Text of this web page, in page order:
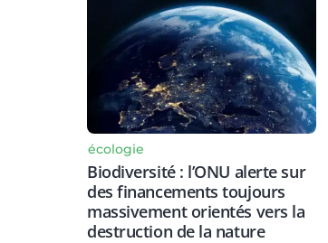
écologie
Biodiversité : l’ONU alerte sur
des financements toujours
massivement orientés vers la
destruction de la nature